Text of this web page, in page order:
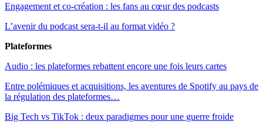
Engagement et co-création : les fans au cœur des podcasts
L’avenir du podcast sera-t-il au format vidéo ?
Plateformes
Audio : les plateformes rebattent encore une fois leurs cartes
Entre polémiques et acquisitions, les aventures de Spotify au pays de
la régulation des plateformes…
Big Tech vs TikTok : deux paradigmes pour une guerre froide